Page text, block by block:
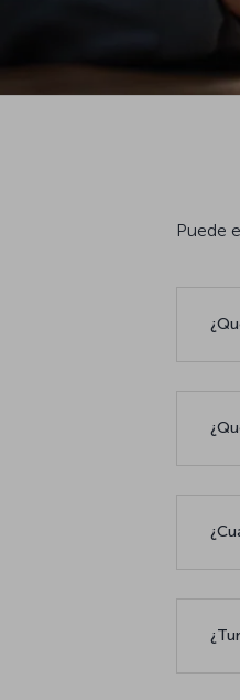
Puede